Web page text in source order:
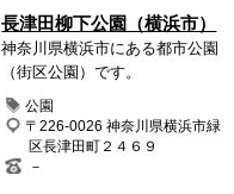
長津田柳下公園（横浜市）
神奈川県横浜市にある都市公園
（街区公園）です。
公園
〒226-0026 神奈川県横浜市緑
区長津田町２４６９
－